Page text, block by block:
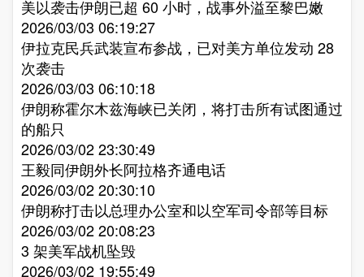
美以袭击伊朗已超 60 小时，战事外溢至黎巴嫩​
2026/03/03 06:19:27
伊拉克民兵武装宣布参战，已对美方单位发动 28
次袭击​
2026/03/03 06:10:18
伊朗称霍尔木兹海峡已关闭，将打击所有试图通过
的船只​
2026/03/02 23:30:49
王毅同伊朗外长阿拉格齐通电话​
2026/03/02 20:30:10
伊朗称打击以总理办公室和以空军司令部等目标​
2026/03/02 20:08:23
3 架美军战机坠毁​
2026/03/02 19:55:49